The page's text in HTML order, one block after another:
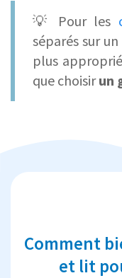
💡 Pour les
séparés sur
plus
que choisirun
Comment
et lit